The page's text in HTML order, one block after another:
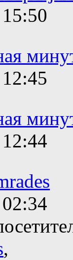
15:50
12:45
12:44
02:34
,